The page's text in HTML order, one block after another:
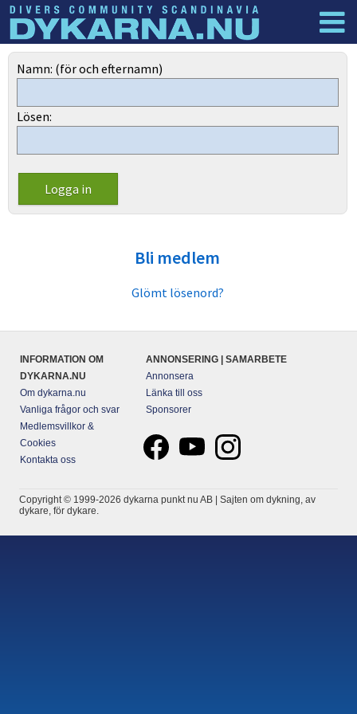
Dyknyheter
Namn: (för och efternamn)
Lösen:
Bli medlem
Glömt lösenord?
INFORMATION OM
DYKARNA.NU
Om dykarna.nu
Vanliga frågor och svar
Medlemsvillkor &
Cookies
Kontakta oss
ANNONSERING | SAMARBETE
Annonsera
Länka till oss
Sponsorer
Copyright © 1999-2026 dykarna punkt nu AB | Sajten om dykning, av
dykare, för dykare.